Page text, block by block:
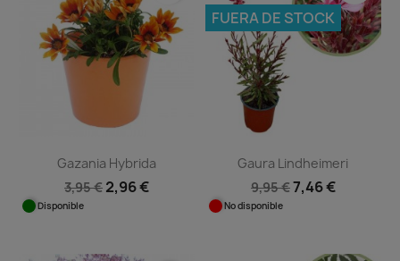
Gazania Hybrida
3,95 € 2,96 €
Disponible
Gaura Lindheimeri
9,95 €7,46 €
No disponible
FUERA DE STOCK